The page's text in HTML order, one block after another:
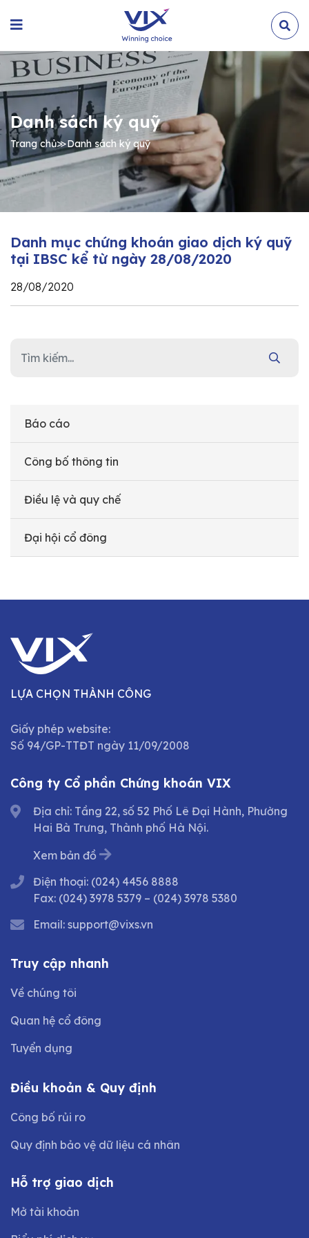
Danh sách ký quỹ
Trang chủ≫Danh sách ký quỹ
Báo cáo
Công bố thông tin
Điều lệ và quy chế
Đại hội cổ đông
Danh mục chứng khoán giao dịch ký quỹ
tại IBSC kể từ ngày 28/08/2020
28/08/2020
LỰA CHỌN THÀNH CÔNG
Giấy phép website:
Số 94/GP-TTĐT ngày 11/09/2008
Công ty Cổ phần Chứng khoán VIX
Địa chỉ: Tầng 22, số 52 Phố Lê Đại Hành, Phường
Hai Bà Trưng, Thành phố Hà Nội.
Xem bản đồ
Điện thoại: (024) 4456 8888
Fax: (024) 3978 5379 – (024) 3978 5380
Email: support@vixs.vn
Truy cập nhanh
Về chúng tôi
Quan hệ cổ đông
Tuyển dụng
Điều khoản & Quy định
Công bố rủi ro
Quy định bảo vệ dữ liệu cá nhân
Hỗ trợ giao dịch
Mở tài khoản